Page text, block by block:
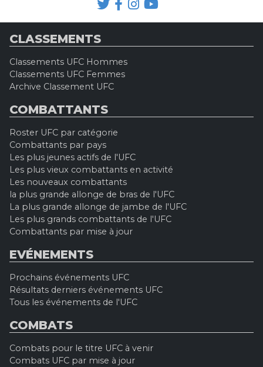
CLASSEMENTS
Classements UFC Hommes
Classements UFC Femmes
Archive Classement UFC
COMBATTANTS
Roster UFC par catégorie
Combattants par pays
Les plus jeunes actifs de l'UFC
Les plus vieux combattants en activité
Les nouveaux combattants
la plus grande allonge de bras de l'UFC
La plus grande allonge de jambe de l'UFC
Les plus grands combattants de l'UFC
Combattants par mise à jour
EVÉNEMENTS
Prochains événements UFC
Résultats derniers événements UFC
Tous les événements de l'UFC
COMBATS
Combats pour le titre UFC à venir
Combats UFC par mise à jour